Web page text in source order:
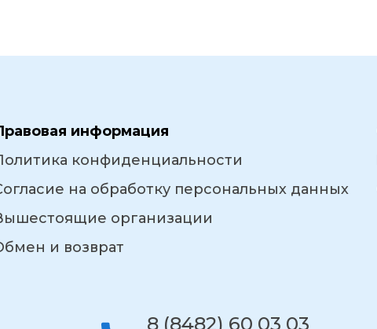
информация
конфиденциальности
на обработку персональных данных
организации
и возврат
8 (8482) 60 03 03